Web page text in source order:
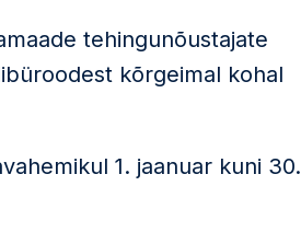
tehingunõustajate
kõrgeimal kohal
1. jaanuar kuni 30.